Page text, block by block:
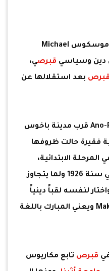
هو ميخائيل خريستودولوس موسكوس Michael
قبرصي،
قبرص بعد استقلالها عن
ولد في مدينة أنوبانايا Ano-Panayia قرب مدينة باخوس
فقيرة حالت ظروفها
الابتدائية،
ي سنة 1926 ولما يتجاوز
لنفسه لقباً دينياً
عرف به هو (مكاريوس) Makarios ويعني المبارك باللغة
قبرص تابع مكاريوس